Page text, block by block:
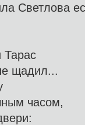
Светлова
Тарас
щадил...
часом,